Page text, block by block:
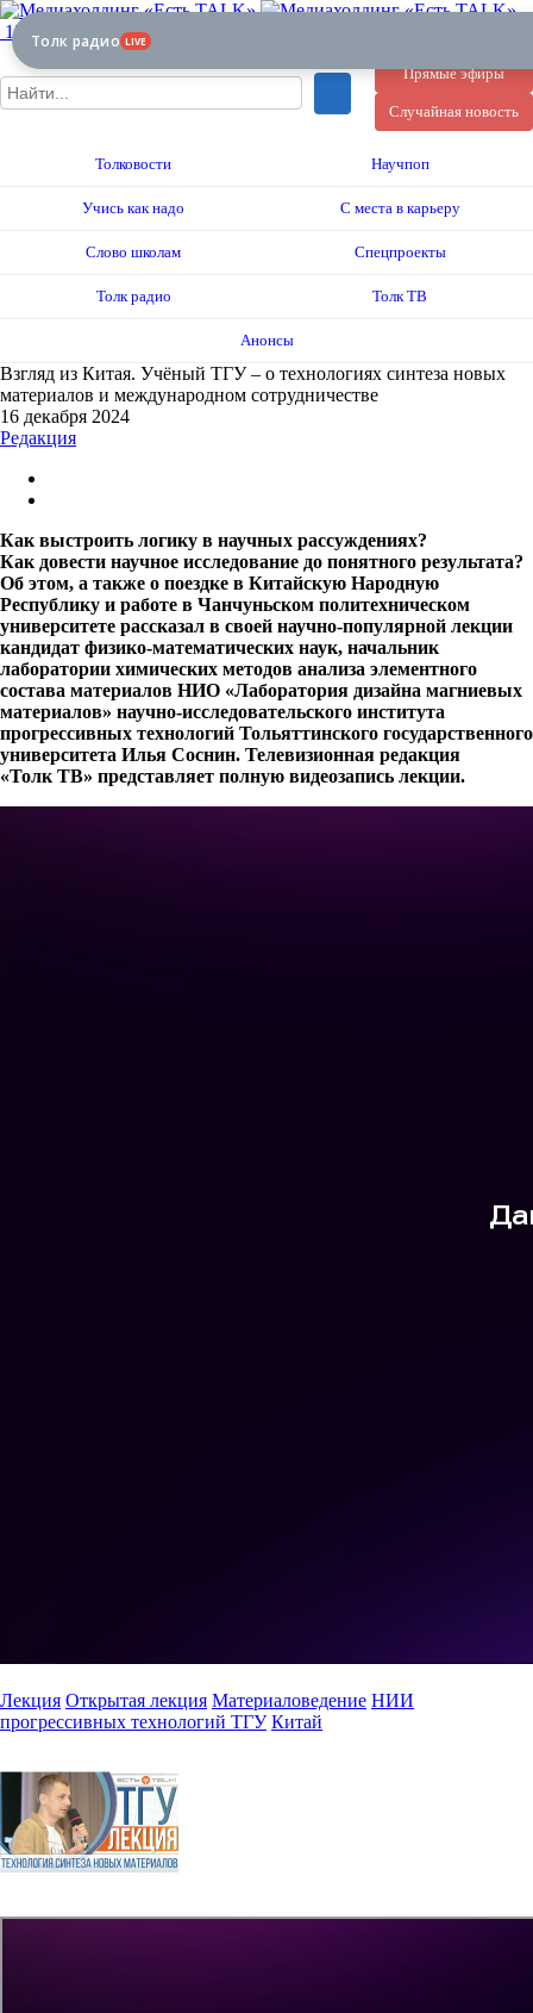
12+
Прямые эфиры
Случайная новость
Толковости Научпоп
Учись как надо С места в карьеру
Слово школам Спецпроекты
Толк радио Толк ТВ
Анонсы
Взгляд из Китая. Учёный ТГУ – о технологиях синтеза новых
материалов и международном сотрудничестве
16 декабря 2024
Редакция
Как выстроить логику в научных рассуждениях?
Как довести научное исследование до понятного результата?
Об этом, а также о поездке в Китайскую Народную
Республику и работе в Чанчуньском политехническом
университете рассказал в своей научно-популярной лекции
кандидат физико-математических наук, начальник
лаборатории химических методов анализа элементного
состава материалов НИО «Лаборатория дизайна магниевых
материалов» научно-исследовательского института
прогрессивных технологий Тольяттинского государственного
университета Илья Соснин. Телевизионная редакция
«Толк ТВ» представляет полную видеозапись лекции.
Лекция Открытая лекция Материаловедение НИИ
прогрессивных технологий ТГУ Китай
Толк радио LIVE